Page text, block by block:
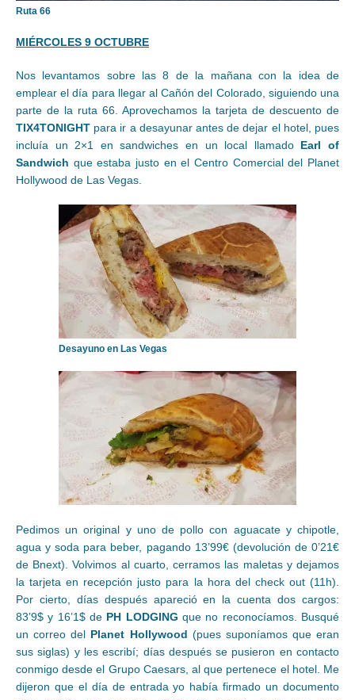
Ruta 66
MIÉRCOLES 9 OCTUBRE
Nos levantamos sobre las 8 de la mañana con la idea de
emplear el día para llegar al Cañón del Colorado, siguiendo una
parte de la ruta 66. Aprovechamos la tarjeta de descuento de
TIX4TONIGHT para ir a desayunar antes de dejar el hotel, pues
incluía un 2×1 en sandwiches en un local llamado Earl of
Sandwich que estaba justo en el Centro Comercial del Planet
Hollywood de Las Vegas.
Desayuno en Las Vegas
Pedimos un original y uno de pollo con aguacate y chipotle,
agua y soda para beber, pagando 13’99€ (devolución de 0’21€
de Bnext). Volvimos al cuarto, cerramos las maletas y dejamos
la tarjeta en recepción justo para la hora del check out (11h).
Por cierto, días después apareció en la cuenta dos cargos:
83’9$ y 16’1$ de PH LODGING que no reconocíamos. Busqué
un correo del Planet Hollywood (pues suponíamos que eran
sus siglas) y les escribí; días después se pusieron en contacto
conmigo desde el Grupo Caesars, al que pertenece el hotel. Me
dijeron que el día de entrada yo había firmado un documento